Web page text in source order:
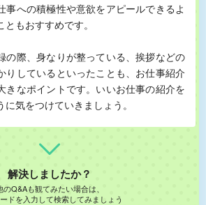
事への積極性や意欲をアピールできるよ
もおすすめです。
の際、身なりが整っている、挨拶などの
りしているといったことも、お仕事紹介
きなポイントです。いいお仕事の紹介を
気をつけていきましょう。
解決しましたか？
のQ&Aも観てみたい場合は、
ドを入力して検索してみましょう